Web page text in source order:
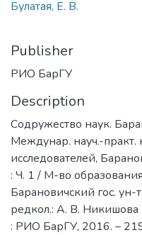
Булатая, Е. В.
Publisher
РИО БарГУ
Description
Содружество наук.
Междунар. науч.-
исследователей,
: Ч. 1 / М-во
Барановичский гос. ун-
редкол.: А. В. Никишова
: РИО БарГУ, 2016. –